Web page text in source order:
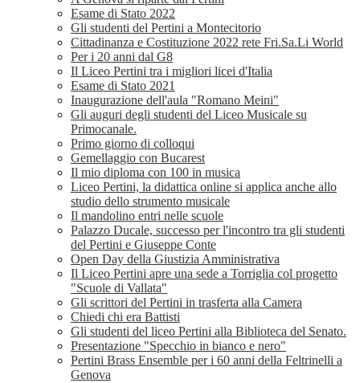
Esame di Stato 2022
Gli studenti del Pertini a Montecitorio
Cittadinanza e Costituzione 2022 rete Fri.Sa.Li World
Per i 20 anni dal G8
Il Liceo Pertini tra i migliori licei d'Italia
Esame di Stato 2021
Inaugurazione dell'aula "Romano Meini"
Gli auguri degli studenti del Liceo Musicale su
Primocanale.
Primo giorno di colloqui
Gemellaggio con Bucarest
Il mio diploma con 100 in musica
Liceo Pertini, la didattica online si applica anche allo
studio dello strumento musicale
Il mandolino entri nelle scuole
Palazzo Ducale, successo per l'incontro tra gli studenti
del Pertini e Giuseppe Conte
Open Day della Giustizia Amministrativa
Il Liceo Pertini apre una sede a Torriglia col progetto
"Scuole di Vallata"
Gli scrittori del Pertini in trasferta alla Camera
Chiedi chi era Battisti
Gli studenti del liceo Pertini alla Biblioteca del Senato.
Presentazione "Specchio in bianco e nero"
Pertini Brass Ensemble per i 60 anni della Feltrinelli a
Genova